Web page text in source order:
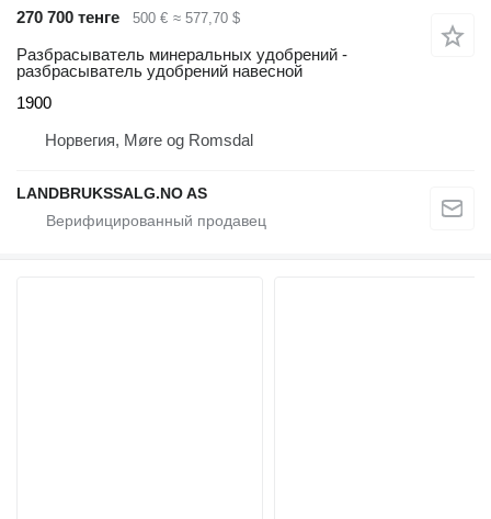
270 700 тенге
500 € ≈ 577,70 $
Разбрасыватель минеральных удобрений -
разбрасыватель удобрений навесной
1900
Норвегия, Møre og Romsdal
LANDBRUKSSALG.NO AS